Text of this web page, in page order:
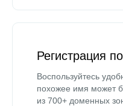
Регистрация
Воспользуйтесь
похожее имя может
из 700+ доменных